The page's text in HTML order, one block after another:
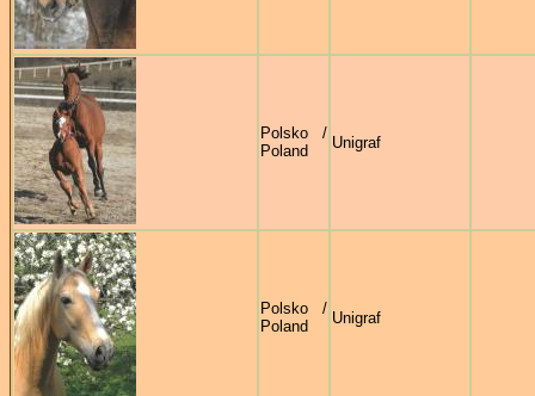
Polsko /
Poland
Unigraf
Polsko /
Poland
Unigraf